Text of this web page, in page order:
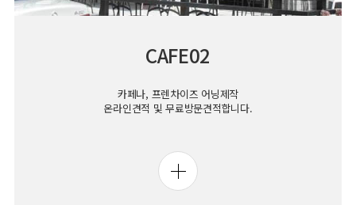
CAFE02
카페나, 프렌차이즈 어닝제작
온라인견적 및 무료방문견적합니다.